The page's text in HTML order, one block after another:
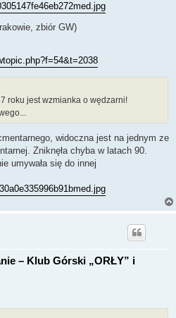
zbiór GW)
roku jest wzmianka o wędzarni!
widoczna jest na jednym ze
Zniknęła chyba w latach 90.
umywała się do innej
– Klub Górski „ORŁY” i